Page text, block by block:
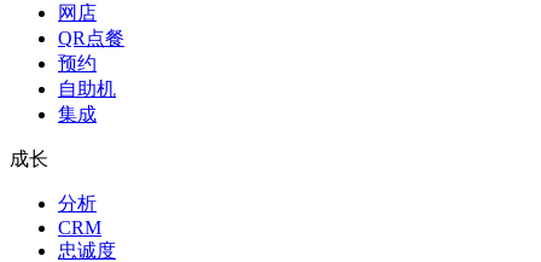
网店
QR点餐
预约
自助机
集成
成长
分析
CRM
忠诚度